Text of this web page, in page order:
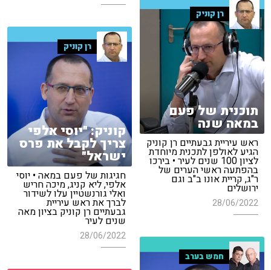
רן קוניק
תוכנית של פעם
במאה שנה
ראש עיריית גבעתיים רן קוניק
הגיע לאולפן לתכנית מיוחדת
לציון 100 שנים לעיר • בירכו
בהפתעה ראשי הערים של
ר"ג, קריית אונו ב"ב וגם
ירושלים
28/06/2022
רן קוניק
קוניק: "יוסי אלפי
צריך לקבל את פרס
ישראל"
חגיגות של פעם במאה • יוסי
אלפי, ליא קניג, מיכה חריש
ואלי גורנשטיין עלו לשידור
לברך את ראש עיריית
גבעתיים רן קוניק בציון מאה
שנים לעיר
28/06/2022
חמש בערב